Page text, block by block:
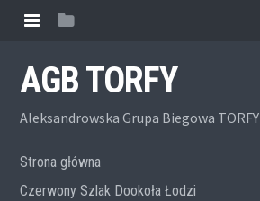
AGB TORFY
Aleksandrowska Grupa Biegowa TORFY
Strona główna
Czerwony Szlak Dookoła Łodzi